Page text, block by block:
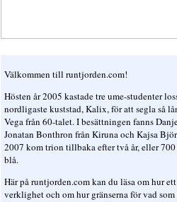
Välkommen till runtjorden.com!
Hösten år 2005 kastade tre ume-studenter
nordligaste kuststad, Kalix, för att segla så
Vega från 60-talet. I besättningen fanns
Jonatan Bonthron från Kiruna och Kajsa
2007 kom trion tillbaka efter två år, eller 700
blå.
Här på runtjorden.com kan du läsa om hur
verklighet och om hur gränserna för vad